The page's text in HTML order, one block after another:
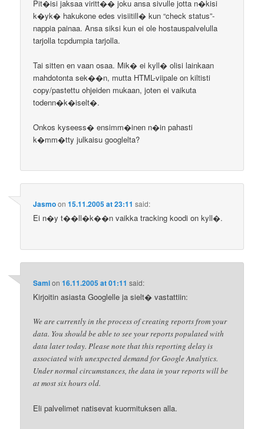
Pit�isi jaksaa viritt�� joku ansa sivulle jotta n�kisi
k�yk� hakukone edes visiitill� kun “check status”-
nappia painaa. Ansa siksi kun ei ole hostauspalvelulla
tarjolla tcpdumpia tarjolla.
Tai sitten en vaan osaa. Mik� ei kyll� olisi lainkaan
mahdotonta sek��n, mutta HTML-viipale on kiltisti
copy/pastettu ohjeiden mukaan, joten ei vaikuta
todenn�k�iselt�.
Onkos kyseess� ensimm�inen n�in pahasti
k�mm�tty julkaisu googlelta?
Jasmoon15.11.2005 at 23:11 said:
Ei n�y t��ll�k��n vaikka tracking koodi on kyll�.
Samion16.11.2005 at 01:11 said:
Kirjoitin asiasta Googlelle ja sielt� vastattiin:
We are currently in the process of creating reports from your
data. You should be able to see your reports populated with
data later today. Please note that this reporting delay is
associated with unexpected demand for Google Analytics.
Under normal circumstances, the data in your reports will be
at most six hours old.
Eli palvelimet natisevat kuormituksen alla.